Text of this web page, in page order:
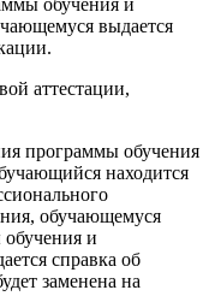
выдается
аттестации,
программы обучения
находится
обучающемуся
и
справка об
заменена на